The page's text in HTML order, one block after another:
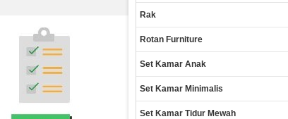
Rak
Rotan Furniture
Set Kamar Anak
Set Kamar Minimalis
Set Kamar Tidur Mewah